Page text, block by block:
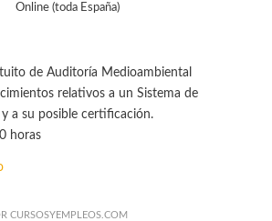
Online (toda España)
de Auditoría Medioambiental
relativos a un Sistema de
a su posible certificación.
horas
CURSOSYEMPLEOS.COM